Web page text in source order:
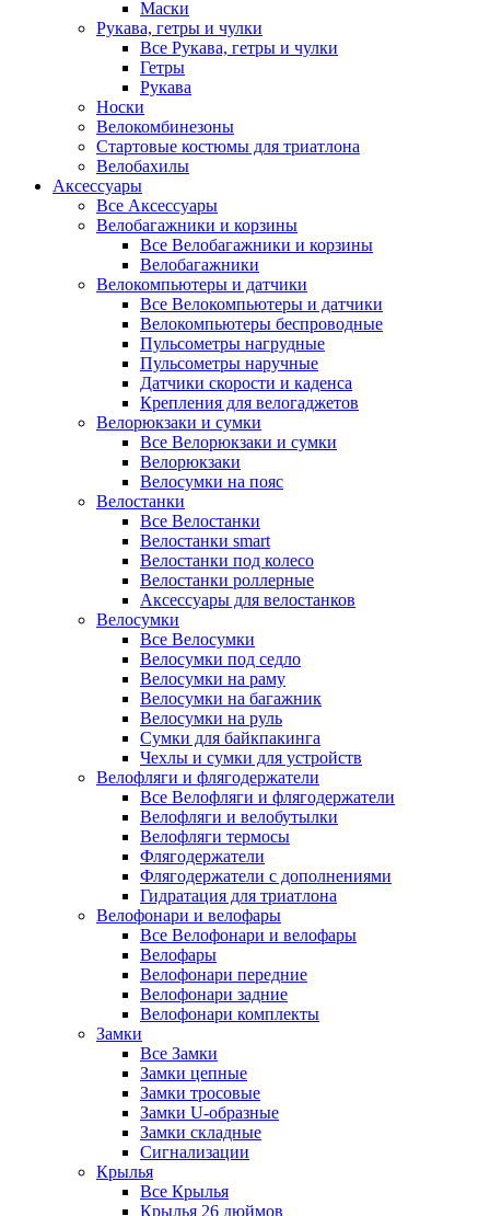
Маски
Рукава, гетры и чулки
Все Рукава, гетры и чулки
Гетры
Рукава
Носки
Велокомбинезоны
Стартовые костюмы для триатлона
Велобахилы
Аксессуары
Все Аксессуары
Велобагажники и корзины
Все Велобагажники и корзины
Велобагажники
Велокомпьютеры и датчики
Все Велокомпьютеры и датчики
Велокомпьютеры беспроводные
Пульсометры нагрудные
Пульсометры наручные
Датчики скорости и каденса
Крепления для велогаджетов
Велорюкзаки и сумки
Все Велорюкзаки и сумки
Велорюкзаки
Велосумки на пояс
Велостанки
Все Велостанки
Велостанки smart
Велостанки под колесо
Велостанки роллерные
Аксессуары для велостанков
Велосумки
Все Велосумки
Велосумки под седло
Велосумки на раму
Велосумки на багажник
Велосумки на руль
Сумки для байкпакинга
Чехлы и сумки для устройств
Велофляги и флягодержатели
Все Велофляги и флягодержатели
Велофляги и велобутылки
Велофляги термосы
Флягодержатели
Флягодержатели с дополнениями
Гидратация для триатлона
Велофонари и велофары
Все Велофонари и велофары
Велофары
Велофонари передние
Велофонари задние
Велофонари комплекты
Замки
Все Замки
Замки цепные
Замки тросовые
Замки U-образные
Замки складные
Сигнализации
Крылья
Все Крылья
Крылья 26 дюймов